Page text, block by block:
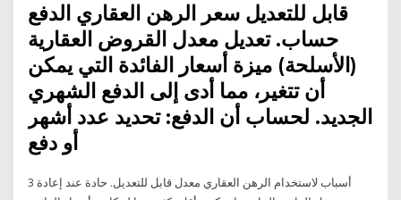
قابل للتعديل سعر الرهن العقاري الدفع
حساب. تعديل معدل القروض العقارية
(الأسلحة) ميزة أسعار الفائدة التي يمكن
أن تتغير، مما أدى إلى الدفع الشهري
الجديد. لحساب أن الدفع: تحديد عدد أشهر
أو دفع
3 أسباب لاستخدام الرهن العقاري معدل قابل للتعديل. حادة عند إعادة